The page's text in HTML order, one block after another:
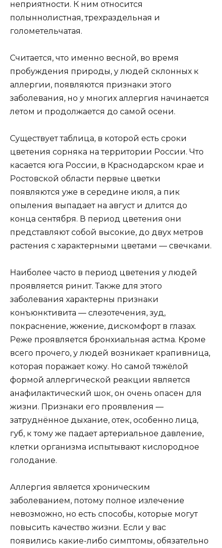
неприятности. К ним относится
полыннолистная, трехраздельная и
голометельчатая.
Считается, что именно весной, во время
пробуждения природы, у людей склонных к
аллергии, появляются признаки этого
заболевания, но у многих аллергия начинается
летом и продолжается до самой осени.
Существует таблица, в которой есть сроки
цветения сорняка на территории России. Что
касается юга России, в Краснодарском крае и
Ростовской области первые цветки
появляются уже в середине июля, а пик
опыления выпадает на август и длится до
конца сентября. В период цветения они
представляют собой высокие, до двух метров
растения с характерными цветами — свечками.
Наиболее часто в период цветения у людей
проявляется ринит. Также для этого
заболевания характерны признаки
конъюнктивита — слезотечения, зуд,
покраснение, жжение, дискомфорт в глазах.
Реже проявляется бронхиальная астма. Кроме
всего прочего, у людей возникает крапивница,
которая поражает кожу. Но самой тяжёлой
формой аллергической реакции является
анафилактический шок, он очень опасен для
жизни. Признаки его проявления —
затруднённое дыхание, отек, особенно лица,
губ, к тому же падает артериальное давление,
клетки организма испытывают кислородное
голодание.
Аллергия является хроническим
заболеванием, потому полное излечение
невозможно, но есть способы, которые могут
повысить качество жизни. Если у вас
появились какие-либо симптомы, обязательно